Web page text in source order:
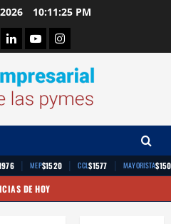
10:11:26 PM
LinkedinYoutubeInstagram
| MEP$1520 | CCL$1577 | MAYORISTA
DE HOY